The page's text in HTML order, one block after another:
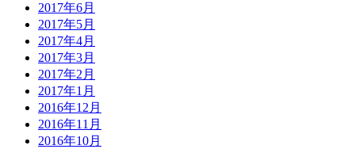
2017年6月
2017年5月
2017年4月
2017年3月
2017年2月
2017年1月
2016年12月
2016年11月
2016年10月